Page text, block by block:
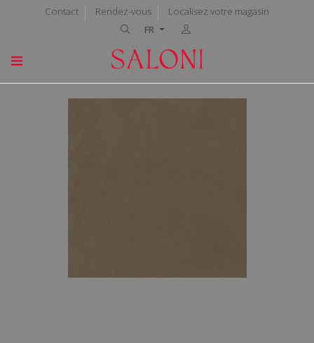
Contact Rendez-vous
Localisez votre magasin
FR